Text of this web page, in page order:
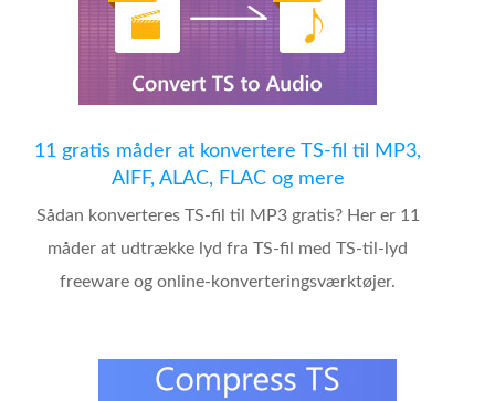
11 gratis måder at konvertere TS-fil til MP3,
AIFF, ALAC, FLAC og mere
Sådan konverteres TS-fil til MP3 gratis? Her er 11
måder at udtrække lyd fra TS-fil med TS-til-lyd
freeware og online-konverteringsværktøjer.